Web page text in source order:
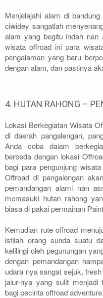
Menjelajahi alam di
ciwidey sangatlah
alam yang begitu indah nan
wisata offroad ini para
pengalaman yang baru
dengan alam, dan pastinya
4. HUTAN RAHONG –
Lokasi Berkegiatan Wisata
di daerah pangalengan,
Anda coba dalam
berbeda dengan lokasi
bagi para pengunjung
Offroad di pangalengan
pemandangan alami nan
memasuki hutan rahong
biasa di pakai permainan
Kemudian rute offroad
istilah orang sunda suatu
kelilingi oleh pegunungan
dengan pemandangan
udara nya sangat sejuk,
jalur-nya yang sulit menjadi
bagi pecinta offroad adventure.